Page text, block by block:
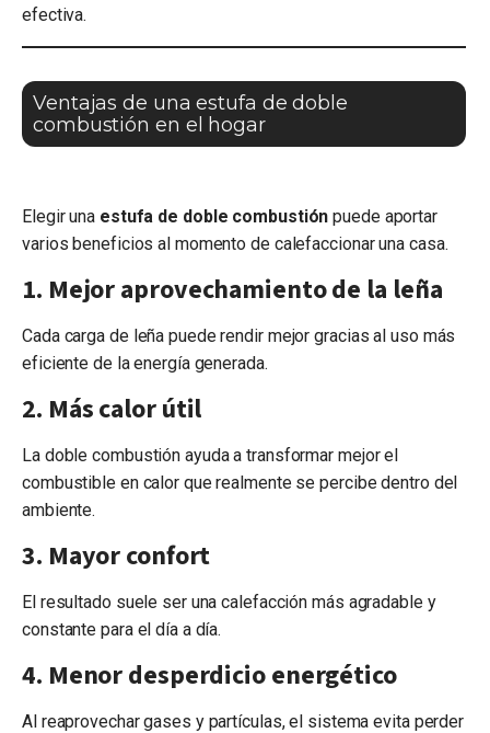
efectiva.
Ventajas de una estufa de doble
combustión en el hogar
Elegir una estufa de doble combustión puede aportar
varios beneficios al momento de calefaccionar una casa.
1. Mejor aprovechamiento de la leña
Cada carga de leña puede rendir mejor gracias al uso más
eficiente de la energía generada.
2. Más calor útil
La doble combustión ayuda a transformar mejor el
combustible en calor que realmente se percibe dentro del
ambiente.
3. Mayor confort
El resultado suele ser una calefacción más agradable y
constante para el día a día.
4. Menor desperdicio energético
Al reaprovechar gases y partículas, el sistema evita perder